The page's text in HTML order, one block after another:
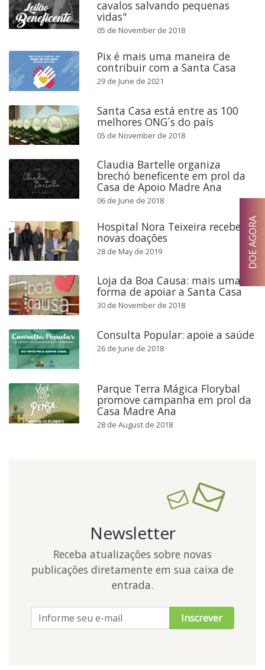
cavalos salvando pequenas
vidas"
05 de November de 2018
Pix é mais uma maneira de
contribuir com a Santa Casa
29 de June de 2021
Santa Casa está entre as 100
melhores ONG´s do país
05 de November de 2018
Claudia Bartelle organiza
brechó beneficente em prol da
Casa de Apoio Madre Ana
06 de June de 2018
Hospital Nora Teixeira recebe
novas doações
28 de May de 2019
Loja da Boa Causa: mais uma
forma de apoiar a Santa Casa
30 de November de 2018
Consulta Popular: apoie a saúde
26 de June de 2018
Parque Terra Mágica Florybal
promove campanha em prol da
Casa Madre Ana
28 de August de 2018
Newsletter
Receba atualizações sobre novas
publicações diretamente em sua caixa de
entrada.
Inscrever
DOE AGORA